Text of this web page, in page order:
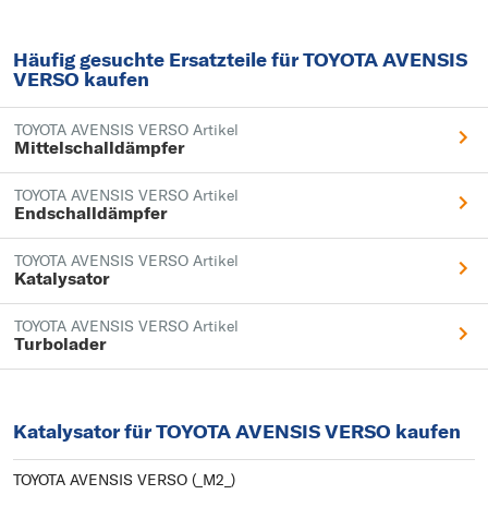
Häufig gesuchte Ersatzteile für TOYOTA AVENSIS
VERSO kaufen
TOYOTA AVENSIS VERSO Artikel
Mittelschalldämpfer
TOYOTA AVENSIS VERSO Artikel
Endschalldämpfer
TOYOTA AVENSIS VERSO Artikel
Katalysator
TOYOTA AVENSIS VERSO Artikel
Turbolader
Katalysator für TOYOTA AVENSIS VERSO kaufen
TOYOTA AVENSIS VERSO (_M2_)